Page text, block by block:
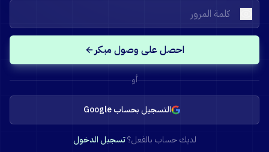
احصل على وصول مبكر
أو
التسجيل بحساب Google
لديك حساب بالفعل؟تسجيل الدخول